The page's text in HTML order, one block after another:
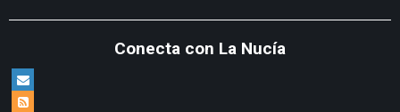
Conecta con La Nucía